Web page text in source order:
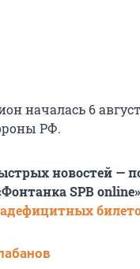
началась 6
РФ.
новостей —
SPB